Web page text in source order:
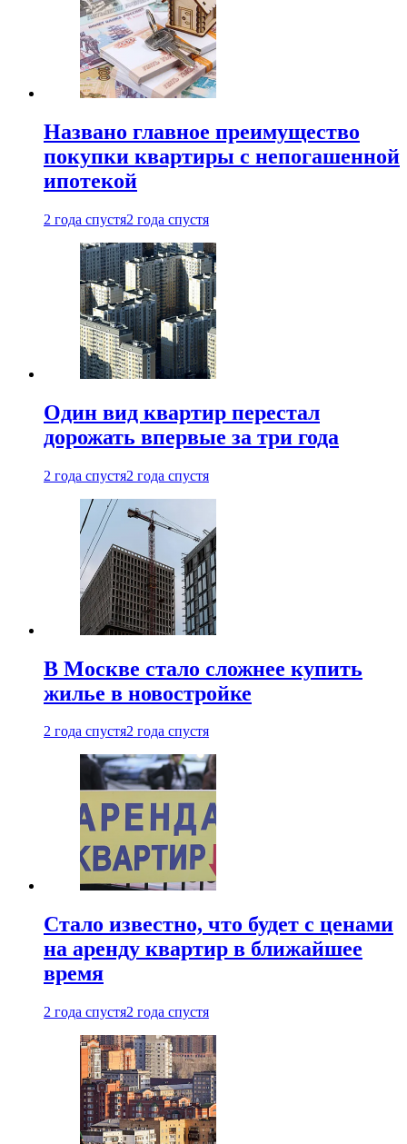
Названо главное преимущество
покупки квартиры с непогашенной
ипотекой
2 года спустя2 года спустя
Один вид квартир перестал
дорожать впервые за три года
2 года спустя2 года спустя
В Москве стало сложнее купить
жилье в новостройке
2 года спустя2 года спустя
Стало известно, что будет с ценами
на аренду квартир в ближайшее
время
2 года спустя2 года спустя